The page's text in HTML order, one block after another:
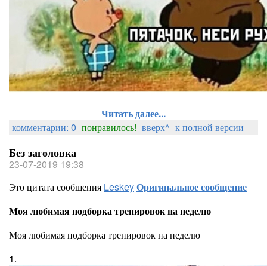
Читать далее...
комментарии: 0 понравилось! вверх^ к полной версии
Без заголовка
23-07-2019 19:38
Это цитата сообщения LeskeyОригинальное сообщение
Моя любимая подборка тренировок на неделю
Моя любимая подборка тренировок на неделю
1.